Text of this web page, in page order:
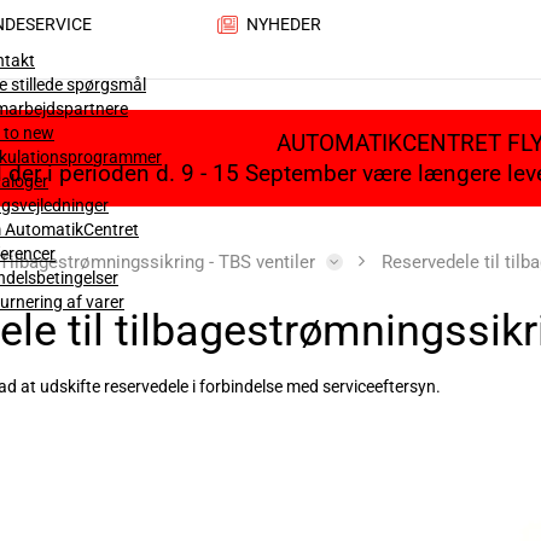
stillede spørgsmål
to new
AutomatikCentret
af varer
NYHEDER
AUTOMATIKCENTRET
der i perioden d. 9 - 15 September være længere
Tilbagestrømningssikring - TBS ventiler Reservedele til
til
at udskifte reservedele i forbindelse med serviceeftersyn.